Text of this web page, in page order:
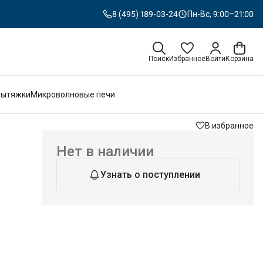
8 (495) 189-03-24 Пн-Вс, 9:00–21:00
ПоискИзбранноеВойти Корзина
Микроволновые печи
В избранное
Нет в наличии
Узнать о поступлении